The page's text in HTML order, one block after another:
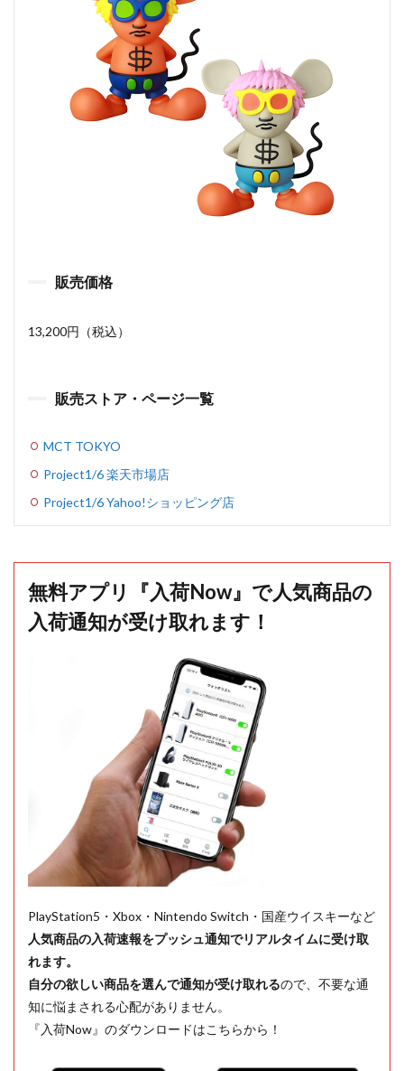
販売価格
13,200円（税込）
販売ストア・ページ一覧
MCT TOKYO
Project1/6 楽天市場店
Project1/6 Yahoo!ショッピング店
無料アプリ『入荷Now』で人気商品の
入荷通知が受け取れます！
PlayStation5・Xbox・Nintendo Switch・国産ウイスキーなど
人気商品の入荷速報をプッシュ通知でリアルタイムに受け取
れます。
自分の欲しい商品を選んで通知が受け取れるので、不要な通
知に悩まされる心配がありません。
『入荷Now』のダウンロードはこちらから！